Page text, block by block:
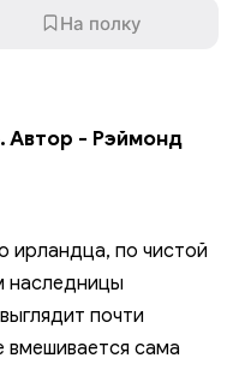
Автор - Рэймонд
ирландца, по чистой
наследницы
почти
вмешивается сама